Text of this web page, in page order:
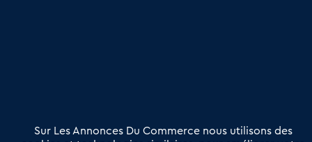
Offres Pro
Actualités
Sur Les Annonces Du Commerce nous utilisons des